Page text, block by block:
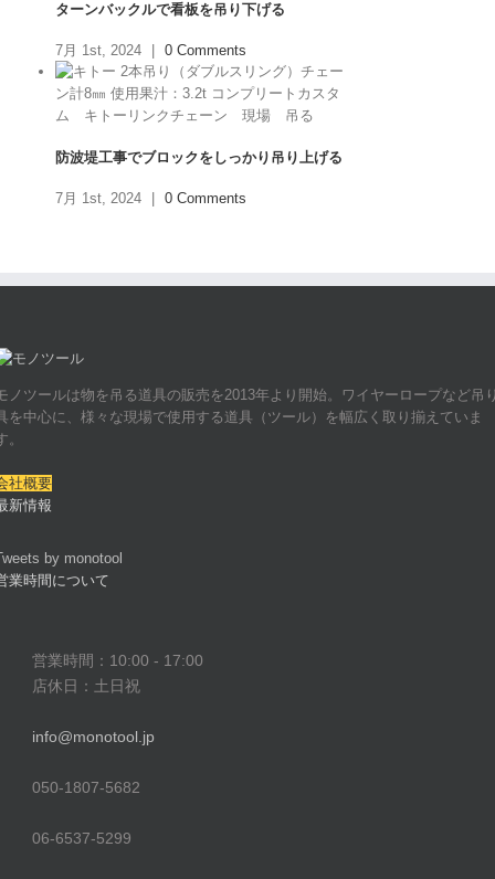
ターンバックルで看板を吊り下げる
7月 1st, 2024 0 Comments
防波堤工事でブロックをしっかり吊り上げる
7月 1st, 2024 0 Comments
ノツールは物を吊る道具の販売を2013年より開始。ワイヤーロープなど吊
を中心に、様々な現場で使用する道具（ツール）を幅広く取り揃えていま
。
社概要
新情報
by monotool
業時間について
営業時間：10:00 - 17:00
店休日：土日祝
info@monotool.jp
050-1807-5682
06-6537-5299